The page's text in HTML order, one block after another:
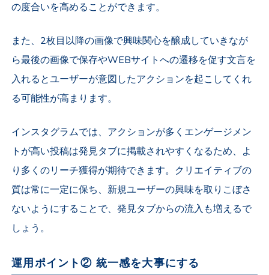
の度合いを高めることができます。
また、2枚目以降の画像で興味関心を醸成していきなが
ら最後の画像で保存やWEBサイトへの遷移を促す文言を
入れるとユーザーが意図したアクションを起こしてくれ
る可能性が高まります。
インスタグラムでは、アクションが多くエンゲージメン
トが高い投稿は発見タブに掲載されやすくなるため、よ
り多くのリーチ獲得が期待できます。クリエイティブの
質は常に一定に保ち、新規ユーザーの興味を取りこぼさ
ないようにすることで、発見タブからの流入も増えるで
しょう。
運用ポイント② 統一感を大事にする